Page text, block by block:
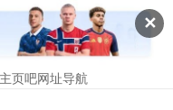
✕
页吧网址导航